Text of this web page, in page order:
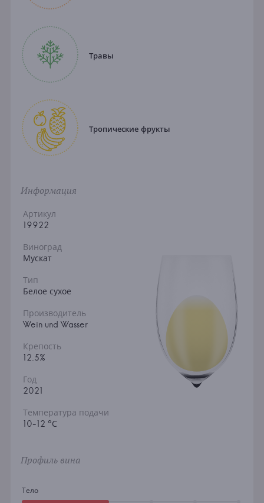
Травы
Тропические фрукты
Информация
Артикул
19922
Виноград
Мускат
Тип
Белое сухое
Производитель
Wein und Wasser
Крепость
12.5%
Год
2021
Температура подачи
10-12 °С
Профиль вина
Тело